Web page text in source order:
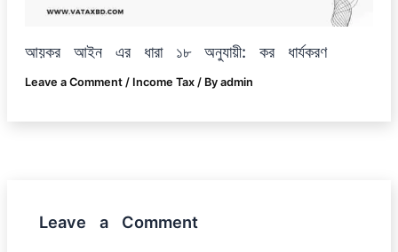
আয়কর আইন এর ধারা ১৮ অনুযায়ী: কর ধার্যকরণ
Leave a Comment / Income Tax/ By admin
Leave a Comment